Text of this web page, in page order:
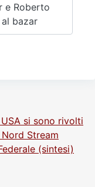
e Roberto
bazar
si sono rivolti
Stream
(sintesi)